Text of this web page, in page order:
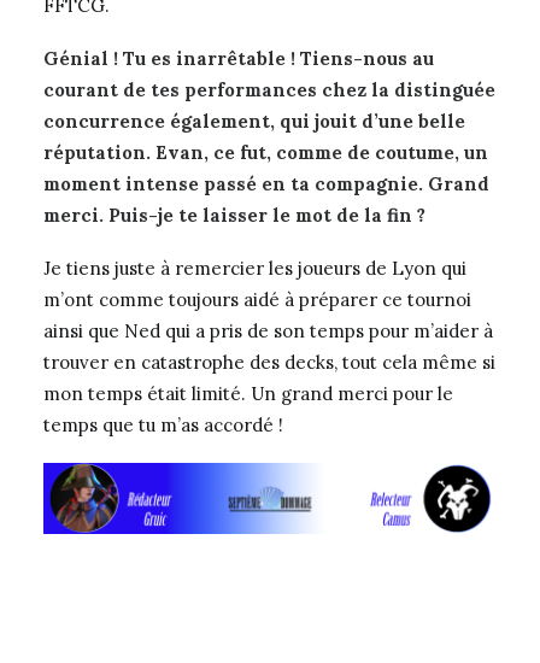
FFTCG.
Génial ! Tu es inarrêtable ! Tiens-nous au
courant de tes performances chez la distinguée
concurrence également, qui jouit d’une belle
réputation. Evan, ce fut, comme de coutume, un
moment intense passé en ta compagnie. Grand
merci. Puis-je te laisser le mot de la fin ?
Je tiens juste à remercier les joueurs de Lyon qui
m’ont comme toujours aidé à préparer ce tournoi
ainsi que Ned qui a pris de son temps pour m’aider à
trouver en catastrophe des decks, tout cela même si
mon temps était limité. Un grand merci pour le
temps que tu m’as accordé !